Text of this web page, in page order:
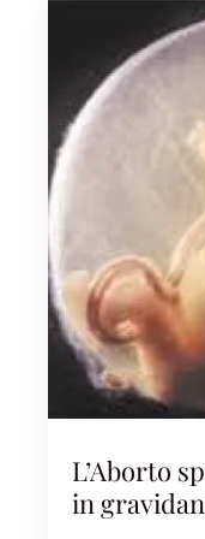
L’Aborto
in